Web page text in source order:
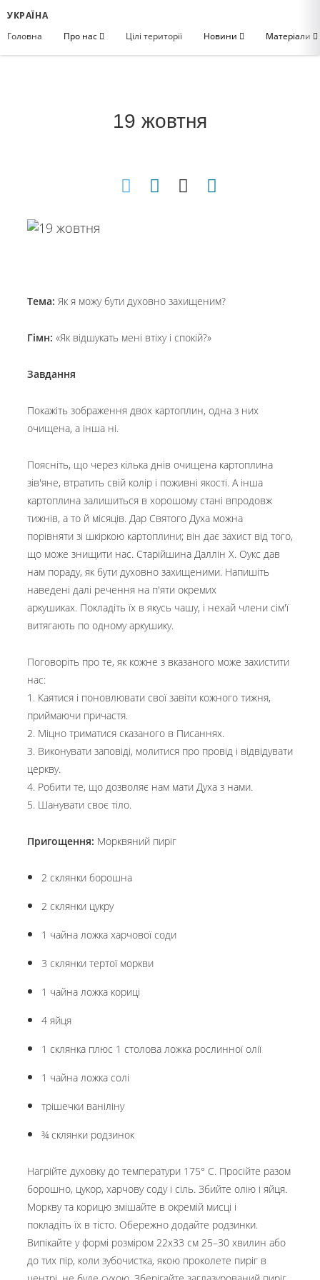
УКРАЇНА
Головна
Про нас Цілі території Новини Матеріали
19 жовтня
Тема: Як я можу бути духовно захищеним?
Гімн: «Як відшукать мені втіху і спокій?»
Завдання
Покажіть зображення двох картоплин, одна з них
очищена, а інша ні.
Поясніть, що через кілька днів очищена картоплина
зів'яне, втратить свій колір і поживні якості. А інша
картоплина залишиться в хорошому стані впродовж
тижнів, а то й місяців. Дар Святого Духа можна
порівняти зі шкіркою картоплини; він дає захист від того,
що може знищити нас. Старійшина Даллін Х. Оукс дав
нам пораду, як бути духовно захищеними. Напишіть
наведені далі речення на п'яти окремих
аркушиках. Покладіть їх в якусь чашу, і нехай члени сім'ї
витягають по одному аркушику.
Поговоріть про те, як кожне з вказаного може захистити
нас:
1. Каятися і поновлювати свої завіти кожного тижня,
приймаючи причастя.
2. Міцно триматися сказаного в Писаннях.
3. Виконувати заповіді, молитися про провід і відвідувати
церкву.
4. Робити те, що дозволяє нам мати Духа з нами.
5. Шанувати своє тіло.
Пригощення: Морквяний пиріг
2 склянки борошна
2 склянки цукру
1 чайна ложка харчової соди
3 склянки тертої моркви
1 чайна ложка кориці
4 яйця
1 склянка плюс 1 столова ложка рослинної олії
1 чайна ложка солі
трішечки ваніліну
¾ склянки родзинок
Нагрійте духовку до температури 175° C. Просійте разом
борошно, цукор, харчову соду і сіль. Збийте олію і яйця.
Моркву та корицю змішайте в окремій мисці і
покладіть їх в тісто. Обережно додайте родзинки.
Випікайте у формі розміром 22x33 см 25–30 хвилин або
до тих пір, коли зубочистка, якою проколете пиріг в